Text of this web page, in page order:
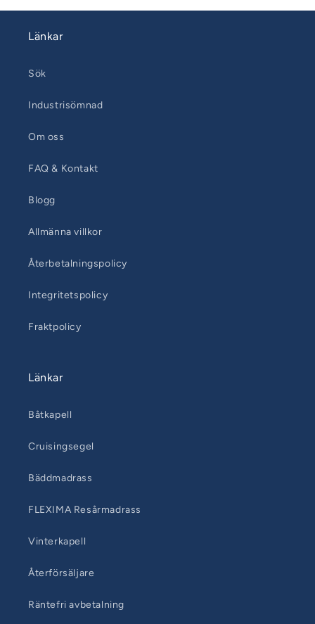
Länkar
Sök
Industrisömnad
Om oss
FAQ & Kontakt
Blogg
Allmänna villkor
Återbetalningspolicy
Integritetspolicy
Fraktpolicy
Länkar
Båtkapell
Cruisingsegel
Bäddmadrass
FLEXIMA Resårmadrass
Vinterkapell
Återförsäljare
Räntefri avbetalning